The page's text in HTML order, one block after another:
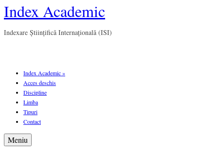
Index Academic
Indexare Științifică Internațională (ISI)
Index Academic»
Acces deschis
Discipline
Limba
Tipuri
Contact
Meniu